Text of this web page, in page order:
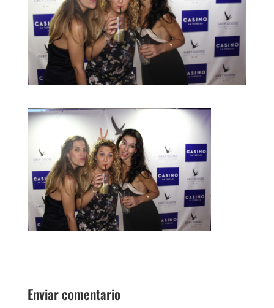
Enviar comentario